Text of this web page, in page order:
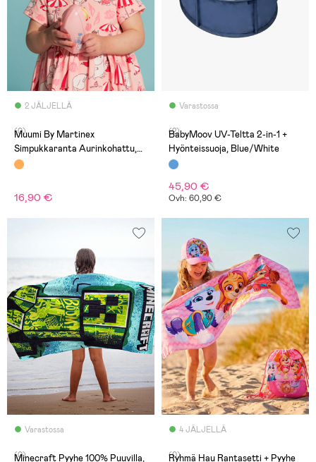
2 JÄLJELLÄ
(0)
Muumi By Martinex
Simpukkaranta Aurinkohattu,
Korallinpunainen
16,90 €
Varastossa
(2)
BabyMoov UV-Teltta 2-in-1 +
Hyönteissuoja, Blue/White
45,90 €
Ovh: 60,90 €
Varastossa
(0)
Minecraft Pyyhe 100% Puuvilla,
4 JÄLJELLÄ
(0)
Ryhmä Hau Rantasetti + Pyyhe